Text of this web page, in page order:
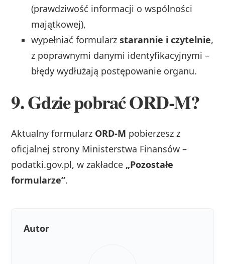
(prawdziwość informacji o wspólności
majątkowej),
wypełniać formularzstarannie i czytelnie,
z poprawnymi danymi identyfikacyjnymi –
błędy wydłużają postępowanie organu.
9. Gdzie pobrać ORD‑M?
Aktualny formularz ORD‑M pobierzesz z
oficjalnej strony Ministerstwa Finansów –
podatki.gov.pl, w zakładce „Pozostałe
formularze”.
Autor